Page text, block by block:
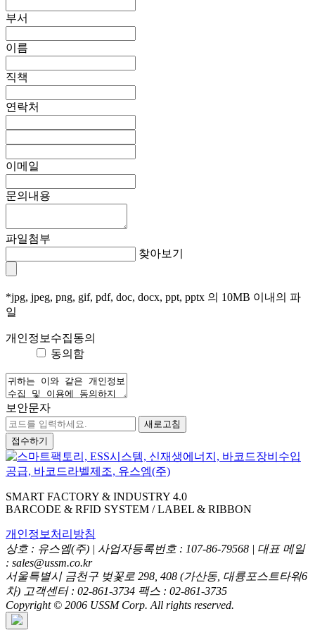
부서
이름
직책
연락처
이메일
문의내용
파일첨부
찾아보기
*jpg, jpeg, png, gif, pdf, doc, docx, ppt, pptx 의 10MB 이내의 파
일
개인정보수집동의
동의함
보안문자
새로고침
접수하기
SMART FACTORY & INDUSTRY 4.0
BARCODE & RFID SYSTEM / LABEL & RIBBON
개인정보처리방침
상호 : 유스엠(주) | 사업자등록번호 : 107-86-79568 | 대표 메일
: sales@ussm.co.kr
서울특별시 금천구 벚꽃로 298, 408 (가산동, 대륭포스트타워6
차) 고객센터 : 02-861-3734 팩스 : 02-861-3735
Copyright © 2006 USSM Corp. All rights reserved.